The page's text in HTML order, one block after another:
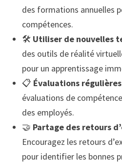
des formations annuelles
compétences.
🛠️ Utiliser de nouvelles
des outils de réalité
pour un apprentissage
📋 Évaluations régulières
évaluations de
des employés.
🤝 Partage des retours
Encouragez les retours
pour identifier les bonnes